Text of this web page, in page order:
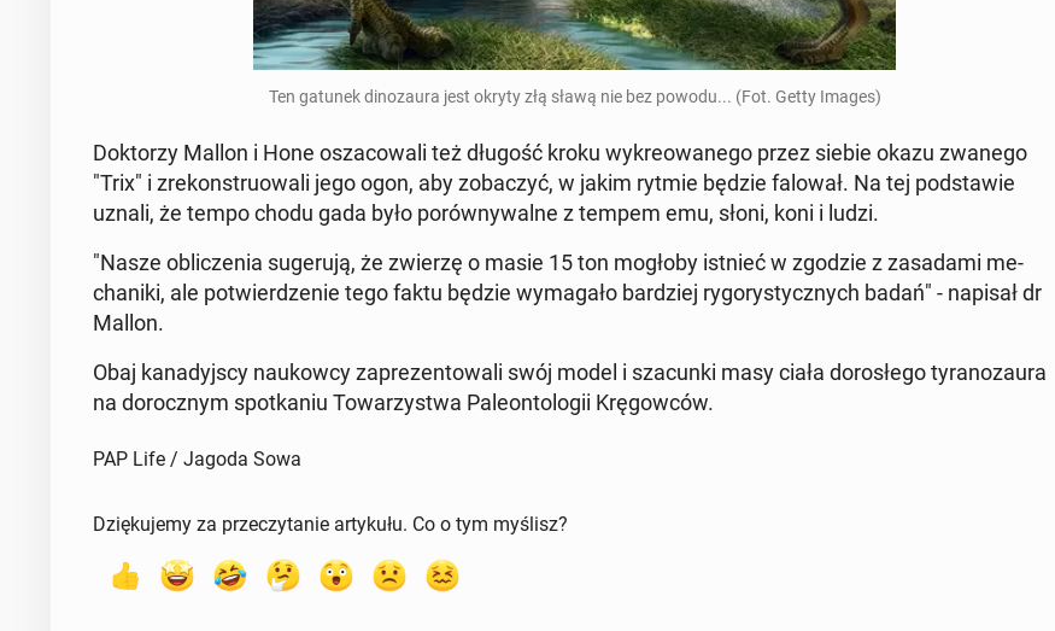
Ten gatunek di­no­zau­ra jest okryty złą sławą nie bez powodu... (Fot. Getty Images)
Dok­to­rzy Mallon i Hone osza­co­wa­li też długość kroku wy­kre­owa­ne­go przez siebie okazu zwanego
"Trix" i zre­kon­stru­owa­li jego ogon, aby zo­ba­czyć, w jakim rytmie będzie falował. Na tej pod­sta­wie
uznali, że tempo chodu gada było po­rów­ny­wal­ne z tempem emu, słoni, koni i ludzi.
"Nasze ob­li­cze­nia su­ge­ru­ją, że zwierzę o masie 15 ton mogłoby istnieć w zgodzie z za­sa­da­mi me­
cha­ni­ki, ale po­twier­dze­nie tego faktu będzie wy­ma­ga­ło bar­dziej ry­go­ry­stycz­nych badań" - napisał dr
Mallon.
Obaj ka­na­dyj­scy na­ukow­cy za­pre­zen­to­wa­li swój model i sza­cun­ki masy ciała do­ro­słe­go ty­ra­no­zau­ra
na do­rocz­nym spo­tka­niu To­wa­rzy­stwa Pa­le­on­to­lo­gii Krę­gow­ców.
PAP Life / Jagoda Sowa
Dziękujemy za przeczytanie artykułu. Co o tym myślisz?